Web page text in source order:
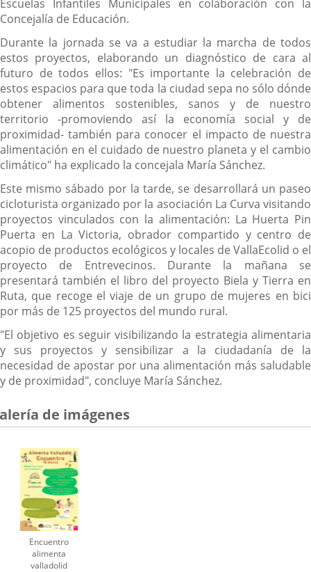
Escuelas Infantiles Municipales en colaboración con la
Concejalía de Educación.
Durante la jornada se va a estudiar la marcha de todos
estos proyectos, elaborando un diagnóstico de cara al
futuro de todos ellos: "Es importante la celebración de
estos espacios para que toda la ciudad sepa no sólo dónde
obtener alimentos sostenibles, sanos y de nuestro
territorio -promoviendo así la economía social y de
proximidad- también para conocer el impacto de nuestra
alimentación en el cuidado de nuestro planeta y el cambio
climático" ha explicado la concejala María Sánchez.
Este mismo sábado por la tarde, se desarrollará un paseo
cicloturista organizado por la asociación La Curva visitando
proyectos vinculados con la alimentación: La Huerta Pin
Puerta en La Victoria, obrador compartido y centro de
acopio de productos ecológicos y locales de VallaEcolid o el
proyecto de Entrevecinos. Durante la mañana se
presentará también el libro del proyecto Biela y Tierra en
Ruta, que recoge el viaje de un grupo de mujeres en bici
por más de 125 proyectos del mundo rural.
"El objetivo es seguir visibilizando la estrategia alimentaria
y sus proyectos y sensibilizar a la ciudadanía de la
necesidad de apostar por una alimentación más saludable
y de proximidad", concluye María Sánchez.
de imágenes
Encuentro
alimenta
valladolid